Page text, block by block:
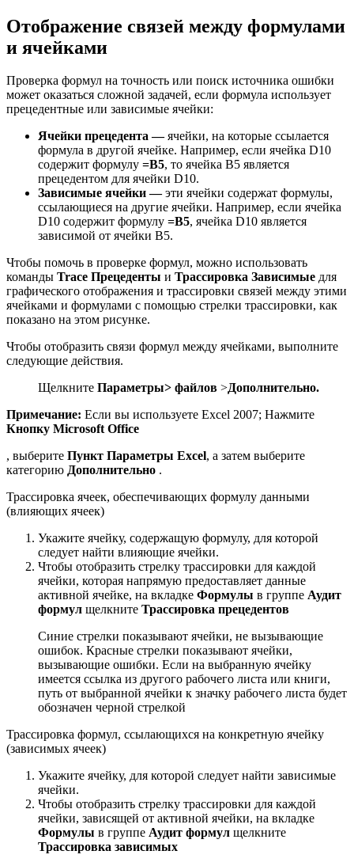
Отображение связей между формулами
и ячейками
Проверка формул на точность или поиск источника ошибки
может оказаться сложной задачей, если формула использует
прецедентные или зависимые ячейки:
Ячейки прецедента —ячейки, на которые ссылается
формула в другой ячейке. Например, если ячейка D10
содержит формулу =B5, то ячейка B5 является
прецедентом для ячейки D10.
Зависимые ячейки —эти ячейки содержат формулы,
ссылающиеся на другие ячейки. Например, если ячейка
D10 содержит формулу =B5, ячейка D10 является
зависимой от ячейки B5.
Чтобы помочь в проверке формул, можно использовать
команды Trace Прецеденты и Трассировка Зависимые для
графического отображения и трассировки связей между этими
ячейками и формулами с помощью стрелки трассировки, как
показано на этом рисунке.
Чтобы отобразить связи формул между ячейками, выполните
следующие действия.
Щелкните Параметры> файлов >Дополнительно.
Примечание: Если вы используете Excel 2007; Нажмите
Кнопку Microsoft Office
, выберите Пункт Параметры Excel, а затем выберите
категорию Дополнительно .
Трассировка ячеек, обеспечивающих формулу данными
(влияющих ячеек)
Укажите ячейку, содержащую формулу, для которой
следует найти влияющие ячейки.
Чтобы отобразить стрелку трассировки для каждой
ячейки, которая напрямую предоставляет данные
активной ячейке, на вкладке Формулы в группе Аудит
формул щелкните Трассировка прецедентов
Синие стрелки показывают ячейки, не вызывающие
ошибок. Красные стрелки показывают ячейки,
вызывающие ошибки. Если на выбранную ячейку
имеется ссылка из другого рабочего листа или книги,
путь от выбранной ячейки к значку рабочего листа будет
обозначен черной стрелкой
Трассировка формул, ссылающихся на конкретную ячейку
(зависимых ячеек)
Укажите ячейку, для которой следует найти зависимые
ячейки.
Чтобы отобразить стрелку трассировки для каждой
ячейки, зависящей от активной ячейки, на вкладке
Формулы в группе Аудит формул щелкните
Трассировка зависимых